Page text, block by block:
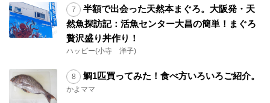
半額で出会った天然本まぐろ。大阪発・天
然魚探訪記：活魚センター大昌の簡単！まぐろ
贅沢盛り丼作り！
ハッピー(小寺 洋子)
鯛1匹買ってみた！食べ方いろいろご紹介。
かよママ